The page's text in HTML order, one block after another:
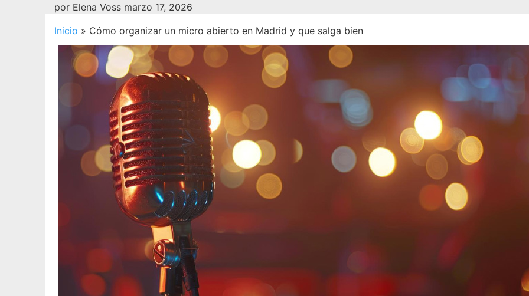
por Elena Voss marzo 17, 2026
Inicio » Cómo organizar un micro abierto en Madrid y que salga bien